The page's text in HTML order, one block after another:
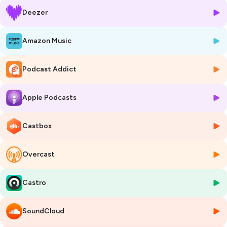
examinent la particularité des environnements grand froid, ainsi que
leurs exigences opérationnelles et capacitaires pour les armées
Pour aller plus loin :
Colonel Gaëtan Dubois, “Faire la guerre en montagne”, Revue Conflits,
25 janvier 2025 :
https://www.revueconflits.com/faire-la-guerre-en-montagne-2/
tactiques, humains et technologiques”, 27e Brigade d'Infanterie de
Montagne, 1er octobre 2025.
froid-hxrpe/?trackingId=gfVtWf44Rz2xrRpxpJ%2FZhQ%3D%3D
Crédits
« Sur le front climatique » est un podcast de l’Observatoire Défense &
Climat produit par l’IRIS pour le compte de la DGRIS du ministère des
Armées. Cet entretien a été enregistré au ministère des Armées.
Édition : Julia Tasse
Prise de son, communication : Coline Laroche
Montage : Léa Boucenna
Générique : Near Deaf Experience
Deezer
Amazon Music
Podcast Addict
Apple Podcasts
Castbox
Overcast
Castro
SoundCloud